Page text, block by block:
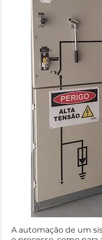
A automação de um